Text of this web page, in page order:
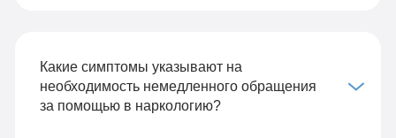
Какие симптомы указывают на
необходимость немедленного обращения
за помощью в наркологию?